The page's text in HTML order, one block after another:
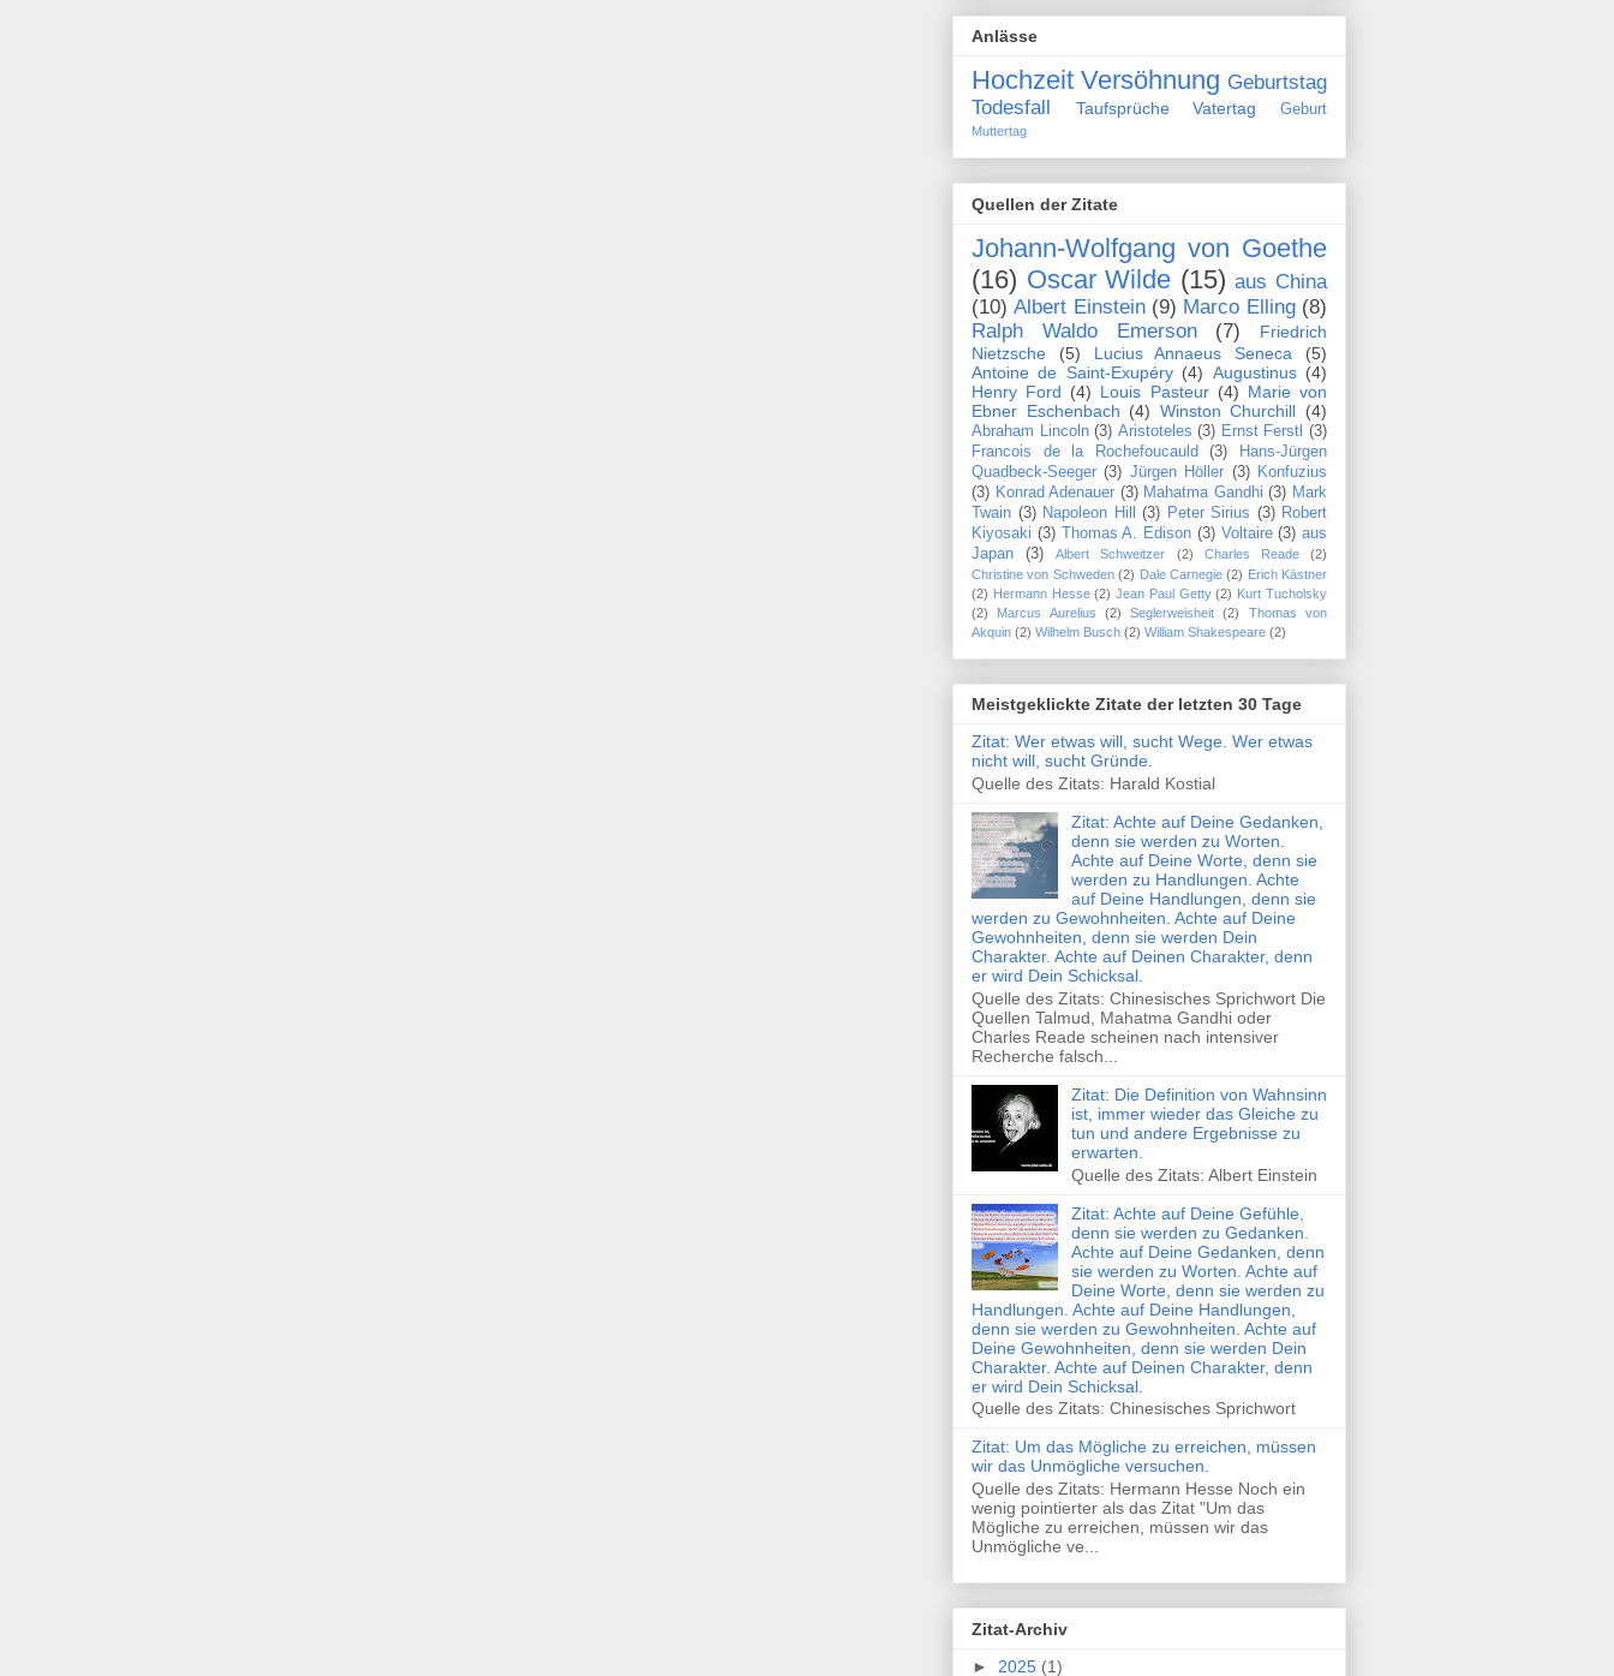
Anlässe
Hochzeit Versöhnung Geburtstag
Todesfall
Taufsprüche Vatertag Geburt
Muttertag
Quellen der Zitate
Johann-Wolfgang von Goethe
(16) Oscar Wilde (15) aus China
(10) Albert Einstein (9) Marco Elling (8)
Ralph Waldo Emerson
(7)
Friedrich
Nietzsche
(5) Lucius Annaeus Seneca
(5)
Antoine de Saint-Exupéry (4) Augustinus (4)
Henry Ford (4) Louis Pasteur (4) Marie von
Ebner Eschenbach (4) Winston Churchill (4)
Abraham Lincoln (3) Aristoteles (3) Ernst Ferstl (3)
Francois de la Rochefoucauld
(3)
Hans-Jürgen
Quadbeck-Seeger (3) Jürgen Höller (3) Konfuzius
(3) Konrad Adenauer (3) Mahatma Gandhi (3) Mark
Twain (3) Napoleon Hill (3) Peter Sirius (3) Robert
Kiyosaki (3) Thomas A. Edison (3) Voltaire (3) aus
Japan
(3) Albert Schweitzer (2) Charles Reade
(2)
Christine von Schweden (2) Dale Carnegie (2) Erich Kästner
(2) Hermann Hesse (2) Jean Paul Getty (2) Kurt Tucholsky
(2)
Marcus Aurelius (2) Seglerweisheit (2)
Thomas von
Akquin (2) Wilhelm Busch (2) William Shakespeare (2)
Meistgeklickte Zitate der letzten 30 Tage
Zitat: Wer etwas will, sucht Wege. Wer etwas
nicht will, sucht Gründe.
Quelle des Zitats: Harald Kostial
Zitat: Achte auf Deine Gedanken,
denn sie werden zu Worten.
Achte auf Deine Worte, denn sie
werden zu Handlungen. Achte
auf Deine Handlungen, denn sie
werden zu Gewohnheiten. Achte auf Deine
Gewohnheiten, denn sie werden Dein
Charakter. Achte auf Deinen Charakter, denn
er wird Dein Schicksal.
Quelle des Zitats: Chinesisches Sprichwort Die
Quellen Talmud, Mahatma Gandhi oder
Charles Reade scheinen nach intensiver
Recherche falsch...
Zitat: Die Definition von Wahnsinn
ist, immer wieder das Gleiche zu
tun und andere Ergebnisse zu
erwarten.
Quelle des Zitats: Albert Einstein
Zitat: Achte auf Deine Gefühle,
denn sie werden zu Gedanken.
Achte auf Deine Gedanken, denn
sie werden zu Worten. Achte auf
Deine Worte, denn sie werden zu
Handlungen. Achte auf Deine Handlungen,
denn sie werden zu Gewohnheiten. Achte auf
Deine Gewohnheiten, denn sie werden Dein
Charakter. Achte auf Deinen Charakter, denn
er wird Dein Schicksal.
Quelle des Zitats: Chinesisches Sprichwort
Zitat: Um das Mögliche zu erreichen, müssen
wir das Unmögliche versuchen.
Quelle des Zitats: Hermann Hesse Noch ein
wenig pointierter als das Zitat "Um das
Mögliche zu erreichen, müssen wir das
Unmögliche ve...
Zitat-Archiv
► 2025 (1)